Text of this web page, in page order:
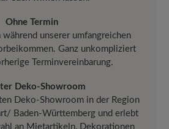
Ohne Termin
während unserer umfangreichen
Ganz unkompliziert
Terminvereinbarung.
Deko-Showroom
Deko-Showroom in der Region
Baden-Württemberg und erlebt
an Mietartikeln, Dekorationen